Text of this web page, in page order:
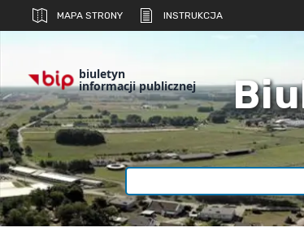
MAPA STRONY INSTRUKCJA
biuletyn
informacji publicznej